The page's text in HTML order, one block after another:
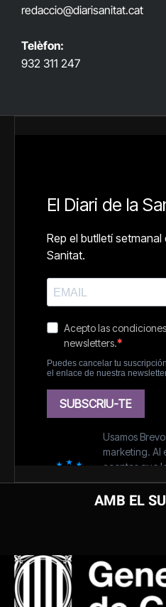
redaccio@diarisanitat.cat
Telèfon:
932 311 247
AMB EL